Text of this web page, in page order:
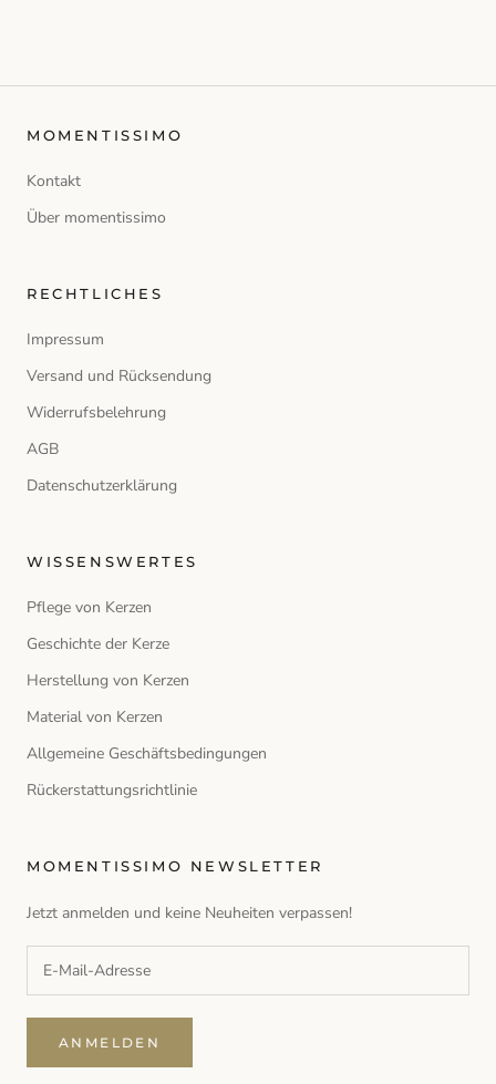
MOMENTISSIMO
Kontakt
Über momentissimo
RECHTLICHES
Impressum
Versand und Rücksendung
Widerrufsbelehrung
AGB
Datenschutzerklärung
WISSENSWERTES
Pflege von Kerzen
Geschichte der Kerze
Herstellung von Kerzen
Material von Kerzen
Allgemeine Geschäftsbedingungen
Rückerstattungsrichtlinie
MOMENTISSIMO NEWSLETTER
Jetzt anmelden und keine Neuheiten verpassen!
ANMELDEN